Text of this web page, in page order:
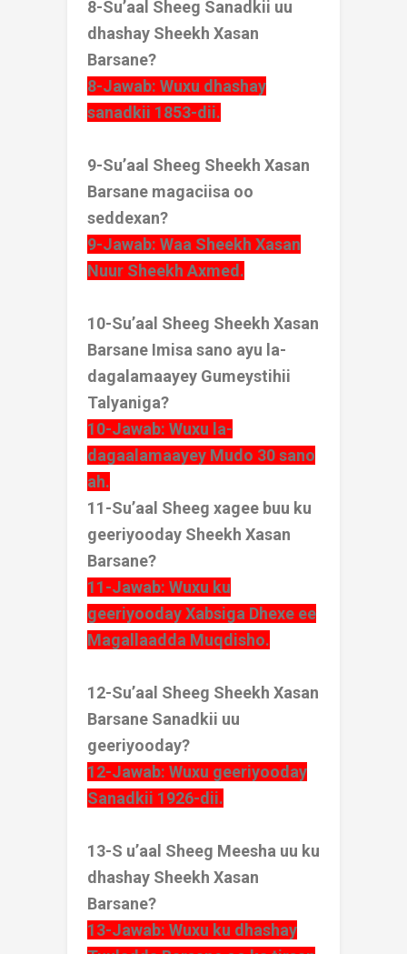
8-Su’aal Sheeg Sanadkii uu
dhashay Sheekh Xasan
Barsane?
8-Jawab: Wuxu dhashay
sanadkii 1853-dii.
9-Su’aal Sheeg Sheekh Xasan
Barsane magaciisa oo
seddexan?
9-Jawab: Waa Sheekh Xasan
Nuur Sheekh Axmed.
10-Su’aal Sheeg Sheekh Xasan
Barsane Imisa sano ayu la-
dagalamaayey Gumeystihii
Talyaniga?
10-Jawab: Wuxu la-
dagaalamaayey Mudo 30 sano
ah.
11-Su’aal Sheeg xagee buu ku
geeriyooday Sheekh Xasan
Barsane?
11-Jawab: Wuxu ku
geeriyooday Xabsiga Dhexe ee
Magallaadda Muqdisho.
12-Su’aal Sheeg Sheekh Xasan
Barsane Sanadkii uu
geeriyooday?
12-Jawab: Wuxu geeriyooday
Sanadkii 1926-dii.
13-S u’aal Sheeg Meesha uu ku
dhashay Sheekh Xasan
Barsane?
13-Jawab: Wuxu ku dhashay